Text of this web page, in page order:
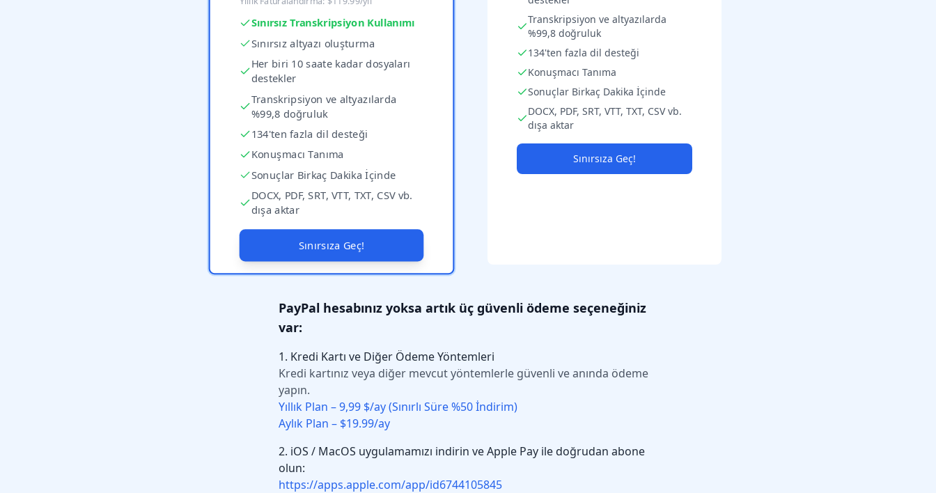
Sınırsız Transkripsiyon Kullanımı
Sınırsız altyazı oluşturma
Her biri 10 saate kadar dosyaları
destekler
Transkripsiyon ve altyazılarda
%99,8 doğruluk
134'ten fazla dil desteği
Konuşmacı Tanıma
Sonuçlar Birkaç Dakika İçinde
DOCX, PDF, SRT, VTT, TXT, CSV vb.
dışa aktar
Sınırsıza Geç!
Transkripsiyon ve altyazılarda
%99,8 doğruluk
134'ten fazla dil desteği
Konuşmacı Tanıma
Sonuçlar Birkaç Dakika İçinde
DOCX, PDF, SRT, VTT, TXT, CSV vb.
dışa aktar
Sınırsıza Geç!
PayPal hesabınız yoksa artık üç güvenli ödeme seçeneğiniz
var:
1. Kredi Kartı ve Diğer Ödeme Yöntemleri
Kredi kartınız veya diğer mevcut yöntemlerle güvenli ve anında ödeme
yapın.
Yıllık Plan – 9,99 $/ay (Sınırlı Süre %50 İndirim)
Aylık Plan – $19.99/ay
2. iOS / MacOS uygulamamızı indirin ve Apple Pay ile doğrudan abone
olun:
https://apps.apple.com/app/id6744105845